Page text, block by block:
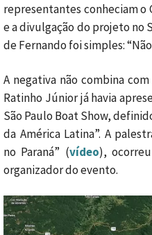
representantes conheciam o
e a divulgação do projeto no
de Fernando foi simples:
A negativa não combina
Ratinho Júnior já havia
São Paulo Boat Show,
da América Latina”. A
no Paraná” (vídeo),
organizador do evento.